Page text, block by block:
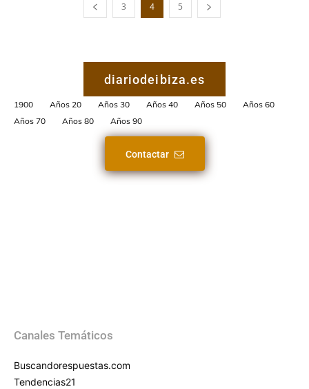
3 4 5
diariodeibiza.es
1900 Años 20 Años 30 Años 40 Años 50
Años 60
Años 70
Años 80 Años 90
Contactar
Canales Temáticos
Buscandorespuestas.com
Tendencias21